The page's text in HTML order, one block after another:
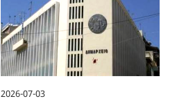
2026-07-03